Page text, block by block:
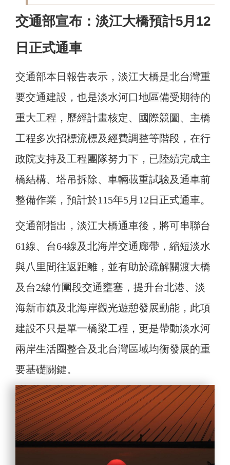
交通部宣布：淡江大橋預計5月12
日正式通車
交通部本日報告表示，淡江大橋是北台灣重
要交通建設，也是淡水河口地區備受期待的
重大工程，歷經計畫核定、國際競圖、主橋
工程多次招標流標及經費調整等階段，在行
政院支持及工程團隊努力下，已陸續完成主
橋結構、塔吊拆除、車輛載重試驗及通車前
整備作業，預計於115年5月12日正式通車。
交通部指出，淡江大橋通車後，將可串聯台
61線、台64線及北海岸交通廊帶，縮短淡水
與八里間往返距離，並有助於疏解關渡大橋
及台2線竹圍段交通壅塞，提升台北港、淡
海新市鎮及北海岸觀光遊憩發展動能，此項
建設不只是單一橋梁工程，更是帶動淡水河
兩岸生活圈整合及北台灣區域均衡發展的重
要基礎關鍵。